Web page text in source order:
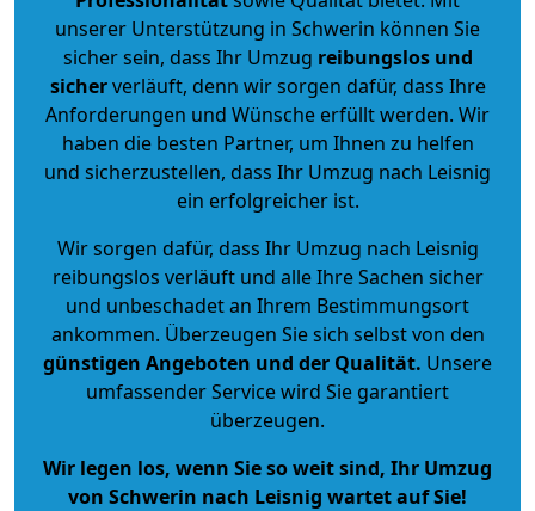
unserer Unterstützung in Schwerin können Sie
sicher sein, dass Ihr Umzug reibungslos und
sicherverläuft, denn wir sorgen dafür, dass Ihre
Anforderungen und Wünsche erfüllt werden. Wir
haben die besten Partner, um Ihnen zu helfen
und sicherzustellen, dass Ihr Umzug nach Leisnig
ein erfolgreicher ist.
Wir sorgen dafür, dass Ihr Umzug nach Leisnig
reibungslos verläuft und alle Ihre Sachen sicher
und unbeschadet an Ihrem Bestimmungsort
ankommen. Überzeugen Sie sich selbst von den
günstigen Angeboten und der Qualität. Unsere
umfassender Service wird Sie garantiert
überzeugen.
Wir legen los, wenn Sie so weit sind, Ihr Umzug
von Schwerin nach Leisnig wartet auf Sie!